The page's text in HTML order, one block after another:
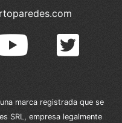
marca registrada que se
SRL, empresa legalmente